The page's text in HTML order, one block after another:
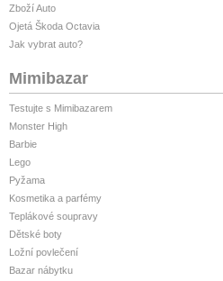
Zboží Auto
Ojetá Škoda Octavia
Jak vybrat auto?
Mimibazar
Testujte s Mimibazarem
Monster High
Barbie
Lego
Pyžama
Kosmetika a parfémy
Teplákové soupravy
Dětské boty
Ložní povlečení
Bazar nábytku